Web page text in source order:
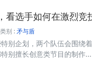
看选手如何在激烈
类别 :矛与盾
别企划，两个队伍会围绕
别擅长创意类节目的制作...